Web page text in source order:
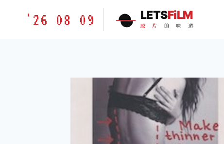
胶'26 08 09 LETSFiLM
胶 片 的 味 道